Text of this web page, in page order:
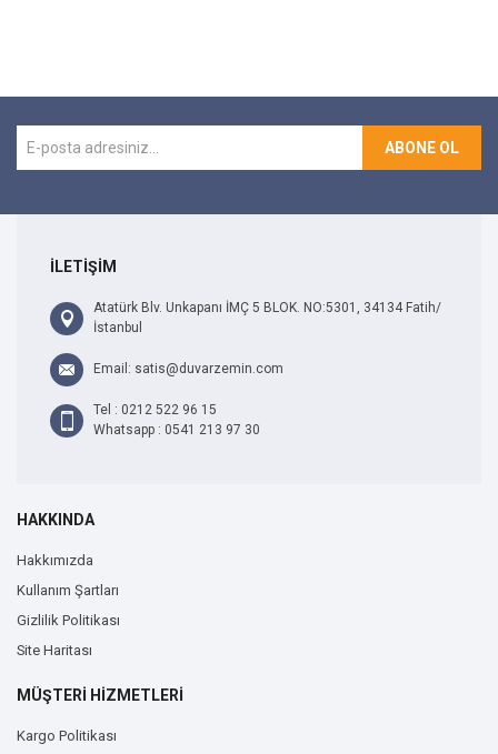
ABONE OL
İLETİŞİM
Atatürk Blv. Unkapanı İMÇ 5 BLOK. NO:5301, 34134 Fatih/
İstanbul
Email: satis@duvarzemin.com
Tel : 0212 522 96 15
Whatsapp : 0541 213 97 30
HAKKINDA
Hakkımızda
Kullanım Şartları
Gizlilik Politikası
Site Haritası
MÜŞTERİ HİZMETLERİ
Kargo Politikası